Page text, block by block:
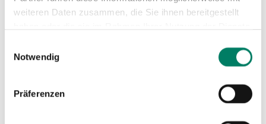
weiteren Daten zusammen, die Sie ihnen bereitgestellt
Notwendig
Präferenzen